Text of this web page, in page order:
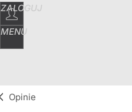
ZALOGUJ
MENU
Opinie